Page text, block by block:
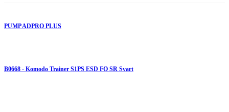
PUMP ADPRO PLUS
B0668 - Komodo Trainer S1PS ESD FO SR Svart